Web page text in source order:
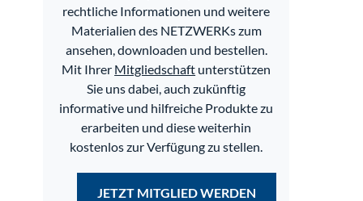
rechtliche Informationen und weitere
Materialien des NETZWERKs zum
ansehen, downloaden und bestellen.
Mit Ihrer Mitgliedschaft unterstützen
Sie uns dabei, auch zukünftig
informative und hilfreiche Produkte zu
erarbeiten und diese weiterhin
kostenlos zur Verfügung zu stellen.
JETZT MITGLIED WERDEN